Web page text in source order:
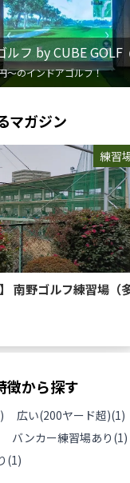
ルフ by CUBE GOLF
〜のインドアゴルフ！
マガジン
練習
南野ゴルフ練習場（
徴から探す
) 広い(200ヤード超)(1)
バンカー練習場あり (1)
(1)